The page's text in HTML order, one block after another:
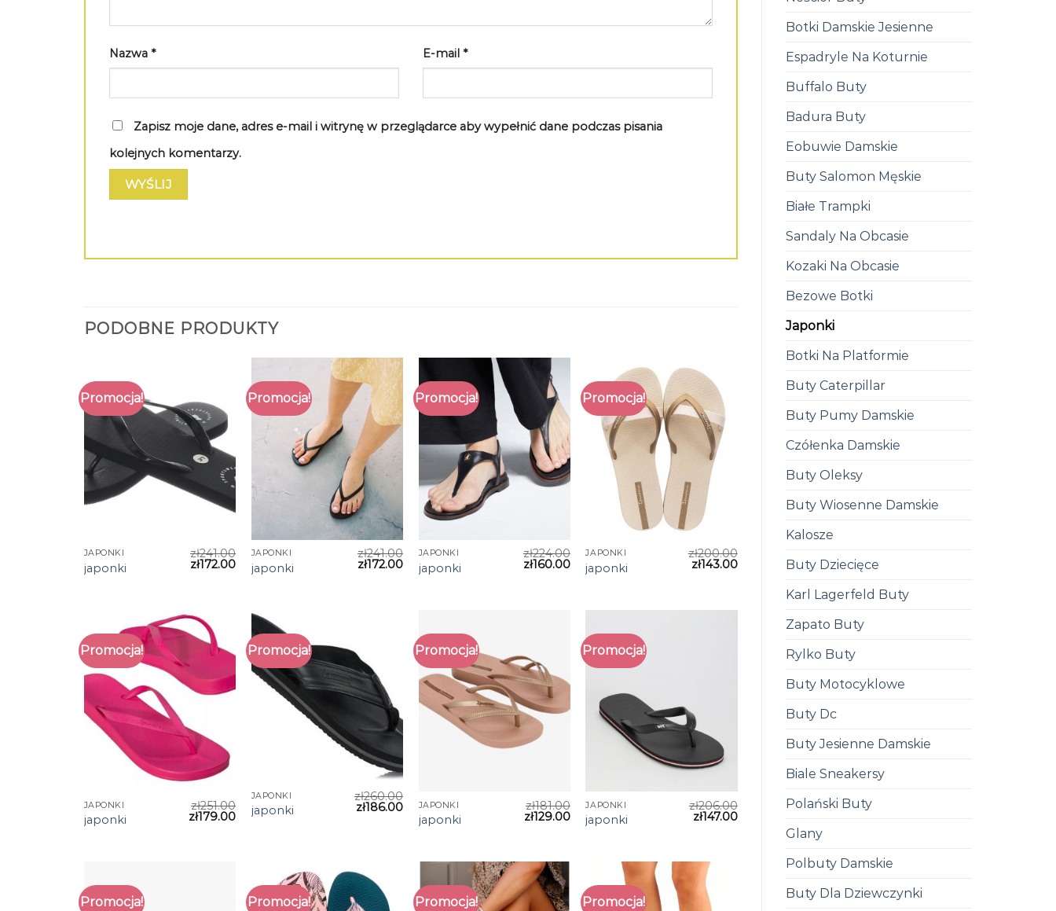
Botki Damskie Jesienne
Espadryle Na Koturnie
Buffalo Buty
Badura Buty
Eobuwie Damskie
Buty Salomon Męskie
Białe Trampki
Sandaly Na Obcasie
Kozaki Na Obcasie
Bezowe Botki
Japonki
Botki Na Platformie
Buty Caterpillar
Buty Pumy Damskie
Czółenka Damskie
Buty Oleksy
Buty Wiosenne Damskie
Kalosze
Buty Dziecięce
Karl Lagerfeld Buty
Zapato Buty
Rylko Buty
Buty Motocyklowe
Buty Dc
Buty Jesienne Damskie
Biale Sneakersy
Polański Buty
Glany
Polbuty Damskie
Buty Dla Dziewczynki
Nazwa * E-mail *
Zapisz moje dane, adres e-mail i witrynę w przeglądarce aby wypełnić dane podczas pisania
kolejnych komentarzy.
PODOBNE PRODUKTY
Promocja!
JAPONKI
japonki
zł241.00
zł172.00
Promocja!
JAPONKI
japonki
zł241.00
zł172.00
Promocja!
JAPONKI
japonki
zł224.00
zł160.00
Promocja!
JAPONKI
japonki
zł200.00
zł143.00
Promocja!
JAPONKI
japonki
zł251.00
zł179.00
Promocja!
JAPONKI
japonki
zł260.00
zł186.00
Promocja!
JAPONKI
japonki
zł181.00
zł129.00
Promocja!
JAPONKI
japonki
zł206.00
zł147.00
Promocja! Promocja! Promocja! Promocja!